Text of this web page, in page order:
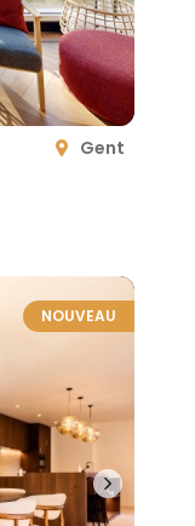
Gent
NOUVEAU